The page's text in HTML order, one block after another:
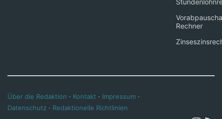
Rechner
Über die Redaktion · Kontakt · Impressum ·
Datenschutz · Redaktionelle Richtlinien